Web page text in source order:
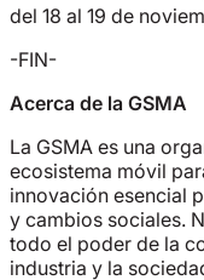
del 18 al 19 de
-FIN-
Acerca de la GSMA
La GSMA es una
ecosistema móvil
innovación esencial
y cambios sociales.
todo el poder de la
industria y la